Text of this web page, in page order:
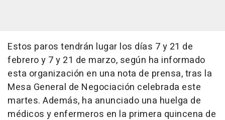
Estos paros tendrán lugar los días 7 y 21 de
febrero y 7 y 21 de marzo, según ha informado
esta organización en una nota de prensa, tras la
Mesa General de Negociación celebrada este
martes. Además, ha anunciado una huelga de
médicos y enfermeros en la primera quincena de